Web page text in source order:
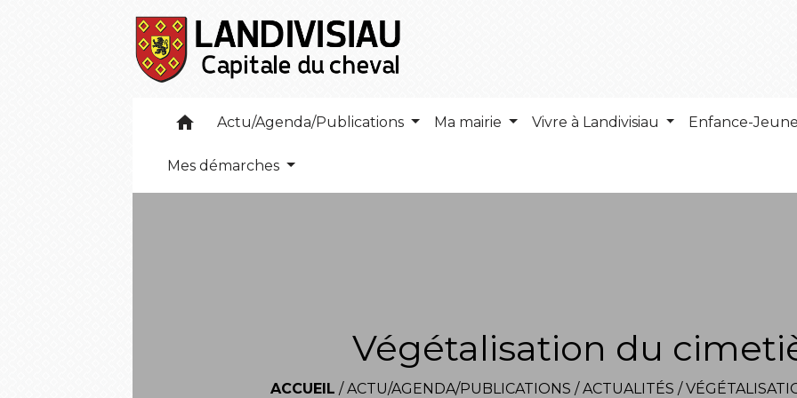
home Actu/Agenda/Publications Ma mairie Vivre à Landivisiau Enfance-
Mes démarches
Végétalisation du
ACCUEIL /ACTU/AGENDA/PUBLICATIONS /ACTUALITÉS /